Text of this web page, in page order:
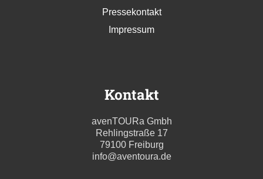
Pressekontakt
Impressum
Kontakt
avenTOURa Gmbh
Rehlingstraße 17
79100 Freiburg
info@aventoura.de